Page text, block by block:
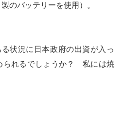
のバッテリーを使用）。
状況に日本政府の出資が入っ
られるでしょうか？ 私には焼